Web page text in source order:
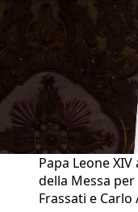
Papa Leone
della Messa
Frassati e Carlo